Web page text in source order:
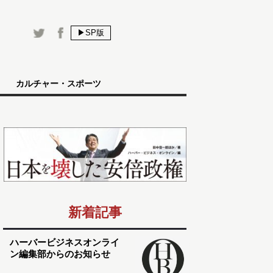
▶SP版
カルチャー・スポーツ
新着記事
ハーバービジネスオンライ
ン編集部からのお知らせ